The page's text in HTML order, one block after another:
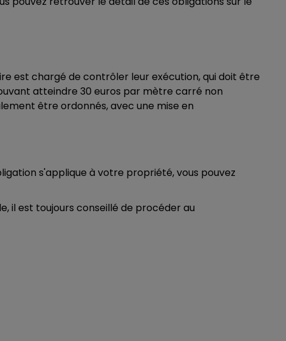
est chargé de contrôler leur exécution, qui doit être
atteindre 30 euros par mètre carré non
être ordonnés, avec une mise en
s'applique à votre propriété, vous pouvez
il est toujours conseillé de procéder au